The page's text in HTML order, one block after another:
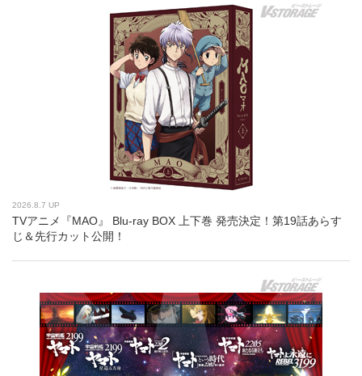
2026.8.7 UP
TVアニメ『MAO』 Blu-ray BOX 上下巻 発売決定！第19話あらす
じ＆先行カット公開！